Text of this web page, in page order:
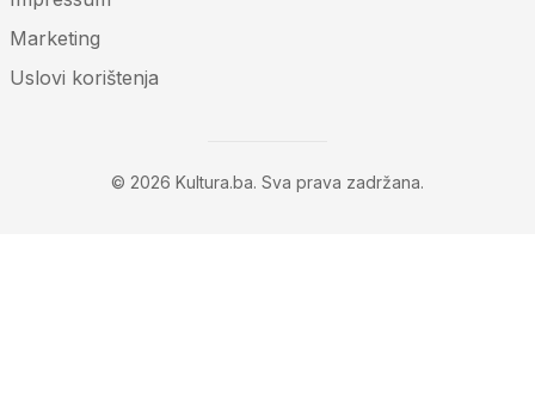
Marketing
Uslovi korištenja
© 2026 Kultura.ba. Sva prava zadržana.